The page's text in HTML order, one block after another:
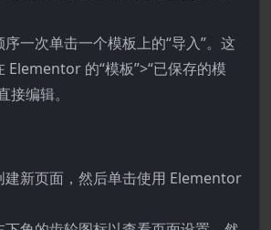
一次单击一个模板上的“导入”。这
Elementor 的“模板”>“已保存的模
接编辑。
建新页面，然后单击使用 Elementor